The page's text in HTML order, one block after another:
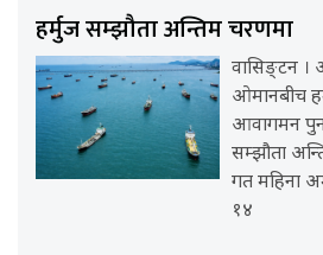
हर्मुज सम्झौता अन्तिम चरणमा
वासिङ्टन ।
ओमानबीच
आवागमन
सम्झौता
गत महिना
१४